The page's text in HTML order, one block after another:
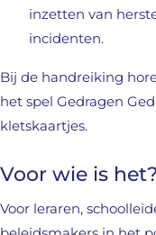
inzetten van
incidenten.
Bij de handreiking
het spel Gedragen
kletskaartjes.
Voor wie is het?
Voor leraren,